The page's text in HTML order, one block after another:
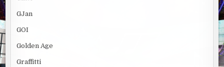
GJan
GOI
Golden Age
Graffitti